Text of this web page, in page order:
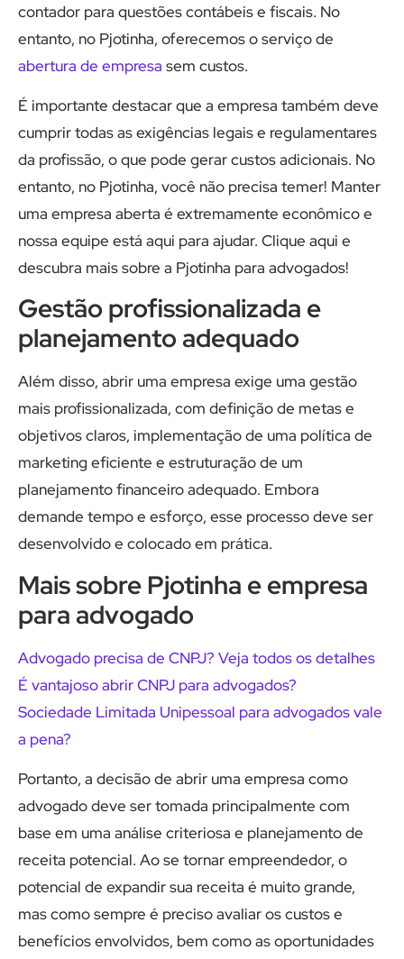
contador para questões contábeis e fiscais. No
entanto, no Pjotinha, oferecemos o serviço de
abertura de empresa sem custos.
É importante destacar que a empresa também deve
cumprir todas as exigências legais e regulamentares
da profissão, o que pode gerar custos adicionais. No
entanto, no Pjotinha, você não precisa temer! Manter
uma empresa aberta é extremamente econômico e
nossa equipe está aqui para ajudar. Clique aqui e
descubra mais sobre a Pjotinha para advogados!
Gestão profissionalizada e
planejamento adequado
Além disso, abrir uma empresa exige uma gestão
mais profissionalizada, com definição de metas e
objetivos claros, implementação de uma política de
marketing eficiente e estruturação de um
planejamento financeiro adequado. Embora
demande tempo e esforço, esse processo deve ser
desenvolvido e colocado em prática.
Mais sobre Pjotinha e empresa
para advogado
Advogado precisa de CNPJ? Veja todos os detalhes
É vantajoso abrir CNPJ para advogados?
Sociedade Limitada Unipessoal para advogados vale
a pena?
Portanto, a decisão de abrir uma empresa como
advogado deve ser tomada principalmente com
base em uma análise criteriosa e planejamento de
receita potencial. Ao se tornar empreendedor, o
potencial de expandir sua receita é muito grande,
mas como sempre é preciso avaliar os custos e
benefícios envolvidos, bem como as oportunidades